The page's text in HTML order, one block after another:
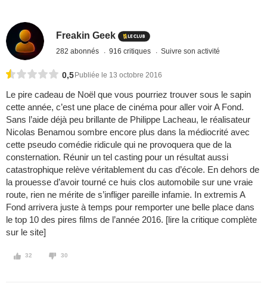
Freakin Geek
282 abonnés 916 critiques Suivre son activité
0,5 Publiée le 13 octobre 2016
Le pire cadeau de Noël que vous pourriez trouver sous le sapin
cette année, c’est une place de cinéma pour aller voir A Fond.
Sans l’aide déjà peu brillante de Philippe Lacheau, le réalisateur
Nicolas Benamou sombre encore plus dans la médiocrité avec
cette pseudo comédie ridicule qui ne provoquera que de la
consternation. Réunir un tel casting pour un résultat aussi
catastrophique relève véritablement du cas d’école. En dehors de
la prouesse d’avoir tourné ce huis clos automobile sur une vraie
route, rien ne mérite de s’infliger pareille infamie. In extremis A
Fond arrivera juste à temps pour remporter une belle place dans
le top 10 des pires films de l’année 2016. [lire la critique complète
sur le site]
32 30